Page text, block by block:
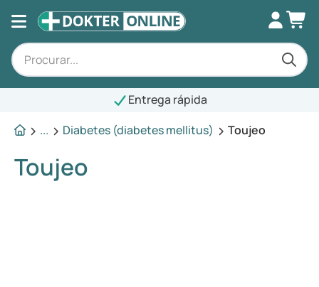
Entrega rápida
...
Diabetes (diabetes mellitus) Toujeo
Toujeo